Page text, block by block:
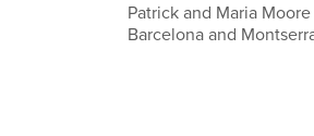
Patrick and Maria
Barcelona and